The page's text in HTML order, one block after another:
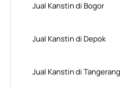
Jual Kanstin di Bogor
Jual Kanstin di Depok
Jual Kanstin di Tangerang